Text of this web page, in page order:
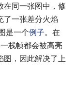
在同一张图中，修
了一张差分火焰
是一个例子。在
栈帧都会被高亮
图，因此解决了上